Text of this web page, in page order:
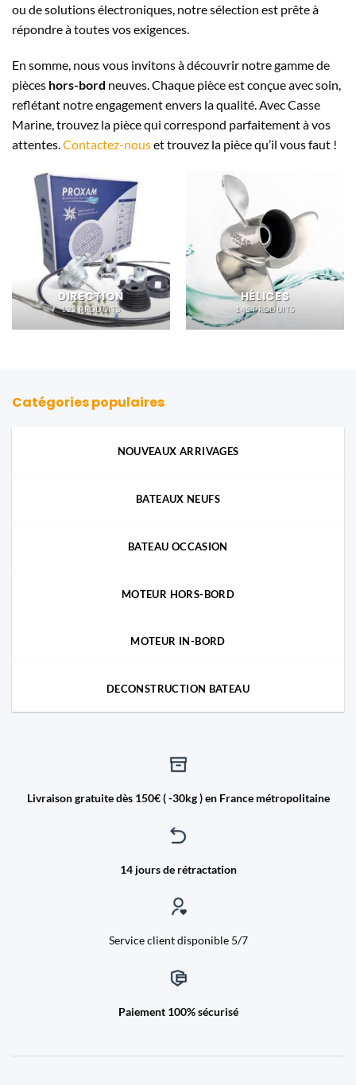
ou de solutions électroniques, notre sélection est prête à
répondre à toutes vos exigences.
En somme, nous vous invitons à découvrir notre gamme de
pièces hors-bord neuves. Chaque pièce est conçue avec soin,
reflétant notre engagement envers la qualité. Avec Casse
Marine, trouvez la pièce qui correspond parfaitement à vos
attentes.Contactez-nouset trouvez la pièce qu’il vous faut !
DIRECTION
122 PRODUITS
HÉLICES
145 PRODUITS
Catégories populaires
NOUVEAUX ARRIVAGES
BATEAUX NEUFS
BATEAU OCCASION
MOTEUR HORS-BORD
MOTEUR IN-BORD
DECONSTRUCTION BATEAU
Livraison gratuite dès 150€ ( -30kg ) en France métropolitaine
14 jours de rétractation
Service client disponible 5/7
Paiement 100% sécurisé